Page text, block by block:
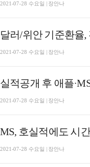
2021-07-28 수요일 | 장안나
달러/위안 기준환율,
2021-07-28 수요일 | 장안나
실적공개 후 애플
2021-07-28 수요일 | 장안나
MS, 호실적에도 시
2021-07-28 수요일 | 장안나